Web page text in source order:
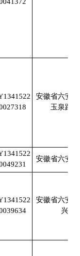
安徽省六安
玉泉路
安徽省六安
安徽省六安
兴贸